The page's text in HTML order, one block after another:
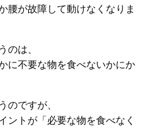
腰が故障して動けなくなりま
のは、
に不要な物を食べないかにか
のですが、
ントが「必要な物を食べなく